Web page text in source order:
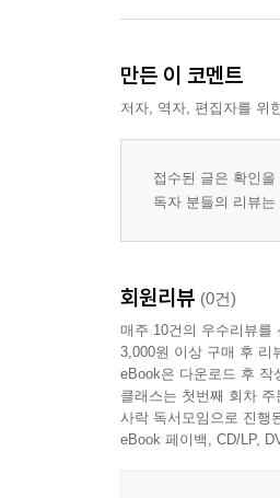
만든 이 코멘트
저자, 역자, 편집자를 위
접수된 글은 확인
독자 분들의 리뷰
회원리뷰 (0건)
매주 10건의 우수리뷰를
3,000원 이상 구매 후 리
eBook은 다운로드 후 작
클래스는 첫번째 회차
사락 독서모임으로 진행
eBook 페이백, CD/LP,